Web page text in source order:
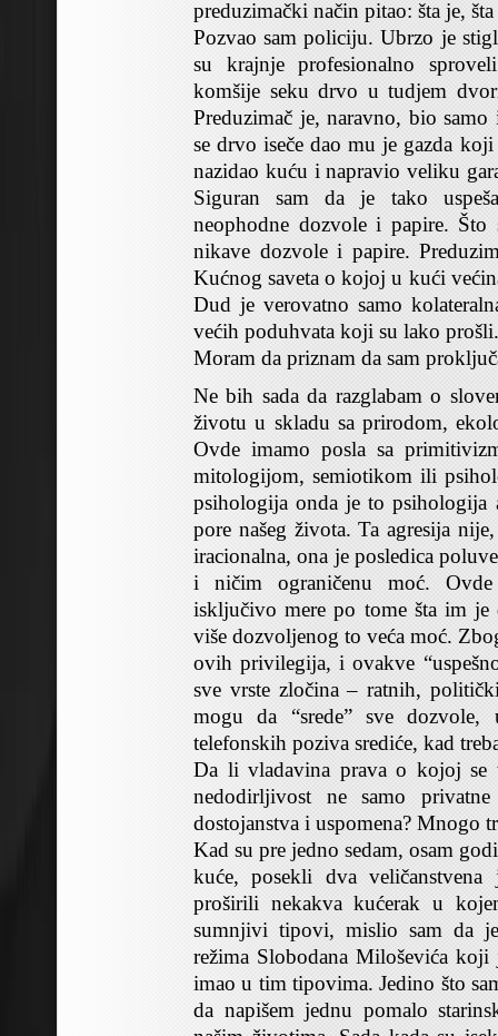
preduzimački način pitao: šta je, šta
Pozvao sam policiju. Ubrzo je
su krajnje profesionalno
komšije seku drvo u tudjem
Preduzimač je, naravno, bio
se drvo iseče dao mu je gazda
nazidao kuću i napravio veliku
Siguran sam da je tako
neophodne dozvole i papire.
nikave dozvole i papire.
Kućnog saveta o kojoj u kući
Dud je verovatno samo
većih poduhvata koji su lako prošli.
Moram da priznam da sam
Ne bih sada da razglabam o
životu u skladu sa prirodom,
Ovde imamo posla sa
mitologijom, semiotikom ili
psihologija onda je to psihologija
pore našeg života. Ta agresija
iracionalna, ona je posledica
i ničim ograničenu moć.
isključivo mere po tome šta im je
više dozvoljenog to veća moć.
ovih privilegija, i ovakve
sve vrste zločina – ratnih,
mogu da “srede” sve
telefonskih poziva srediće, kad
Da li vladavina prava o kojoj se
nedodirljivost ne samo
dostojanstva i uspomena? Mnogo
Kad su pre jedno sedam, osam
kuće, posekli dva
proširili nekakva kućerak u
sumnjivi tipovi, mislio sam da
režima Slobodana Miloševića
imao u tim tipovima. Jedino što
da napišem jednu pomalo